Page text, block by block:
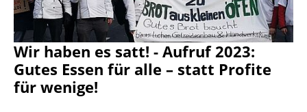
Wir haben es satt! - Aufruf 2023:
Gutes Essen für alle – statt Profite
für wenige!